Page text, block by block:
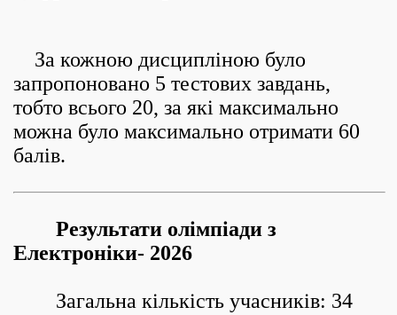
За кожною дисципліною було
запропоновано 5 тестових завдань,
тобто всього 20, за які максимально
можна було максимально отримати 60
балів.
Результати олімпіади з
Електроніки- 2026
Загальна кількість учасників: 34